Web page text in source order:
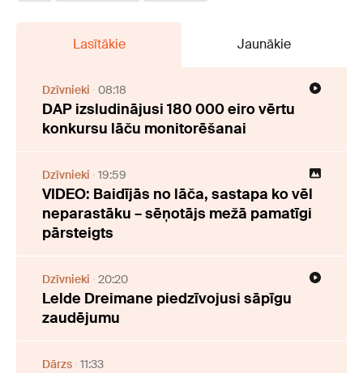
Lasītākie Jaunākie
Dzīvnieki 08:18
DAP izsludinājusi 180 000 eiro vērtu
konkursu lāču monitorēšanai
Dzīvnieki 19:59
VIDEO: Baidījās no lāča, sastapa ko vēl
neparastāku – sēņotājs mežā pamatīgi
pārsteigts
Dzīvnieki 20:20
Lelde Dreimane piedzīvojusi sāpīgu
zaudējumu
Dārzs 11:33